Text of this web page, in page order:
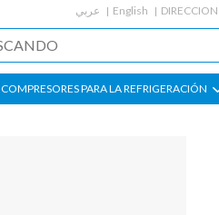
عربي English
COMPRESORES PARA LA REFRIGERACIÓN